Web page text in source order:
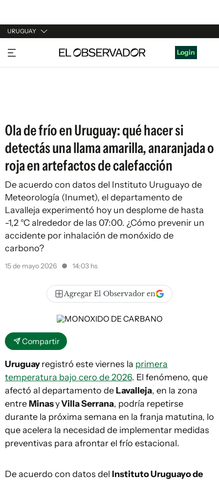
URUGUAY
URUGUAY
ARGENTINA
Login
Ola de frío en Uruguay: qué hacer si
detectás una llama amarilla, anaranjada o
roja en artefactos de calefacción
De acuerdo con datos del Instituto Uruguayo de
Meteorología (Inumet), el departamento de
Lavalleja experimentó hoy un desplome de hasta
-1,2 °C alrededor de las 07:00. ¿Cómo prevenir un
accidente por inhalación de monóxido de
carbono?
15 de mayo 2026 14:03 hs
Agregar El Observador en
Compartir
Uruguayregistró este viernes la primera
temperatura bajo cero de 2026. El fenómeno, que
afectó al departamento de Lavalleja, en la zona
entre MinasyVilla Serrana, podría repetirse
durante la próxima semana en la franja matutina, lo
que acelera la necesidad de implementar medidas
preventivas para afrontar el frío estacional.
De acuerdo con datos del Instituto Uruguayo de